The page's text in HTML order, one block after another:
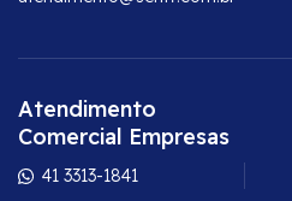
Atendimento
Comercial Empresas
41 3313-1841